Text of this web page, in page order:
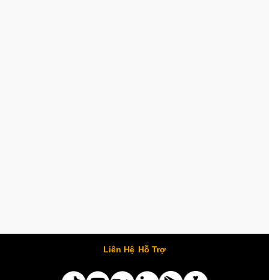
Liên Hệ Hỗ Trợ